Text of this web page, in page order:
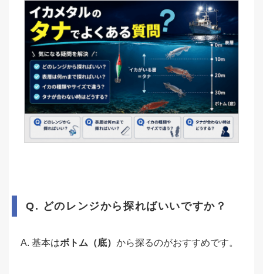
Q. どのレンジから探ればいいですか？
A. 基本はボトム（底） から探るのがおすすめです。